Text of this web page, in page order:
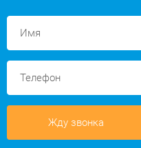
Жду звонка